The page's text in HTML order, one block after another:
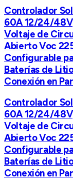
Controlador
60A 12/24/
Voltaje de
Abierto Voc
Configurable
Baterías de
Conexión en
Controlador
60A 12/24/
Voltaje de
Abierto Voc
Configurable
Baterías de
Conexión en